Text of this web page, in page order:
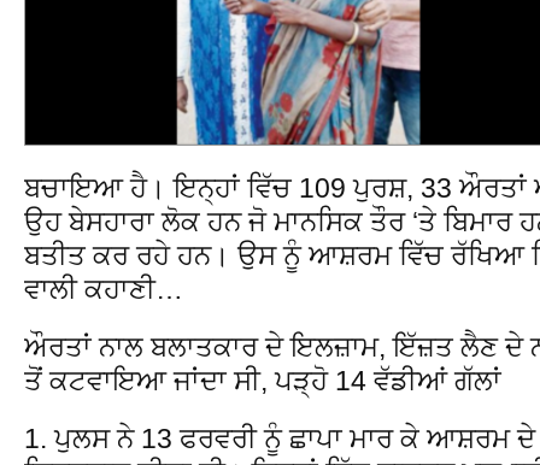
ਬਚਾਇਆ ਹੈ। ਇਨ੍ਹਾਂ ਵਿੱਚ 109 ਪੁਰਸ਼, 33
ਉਹ ਬੇਸਹਾਰਾ ਲੋਕ ਹਨ ਜੋ ਮਾਨਸਿਕ ਤੌਰ ‘ਤੇ ਬਿਮਾਰ
ਬਤੀਤ ਕਰ ਰਹੇ ਹਨ। ਉਸ ਨੂੰ ਆਸ਼ਰਮ ਵਿੱਚ ਰੱਖਿਆ
ਵਾਲੀ ਕਹਾਣੀ…
ਔਰਤਾਂ ਨਾਲ ਬਲਾਤਕਾਰ ਦੇ ਇਲਜ਼ਾਮ, ਇੱਜ਼ਤ ਲੈਣ ਦੇ
ਤੋਂ ਕਟਵਾਇਆ ਜਾਂਦਾ ਸੀ, ਪੜ੍ਹੋ 14 ਵੱਡੀਆਂ ਗੱਲਾਂ
1. ਪੁਲਸ ਨੇ 13 ਫਰਵਰੀ ਨੂੰ ਛਾਪਾ ਮਾਰ ਕੇ ਆਸ਼ਰਮ